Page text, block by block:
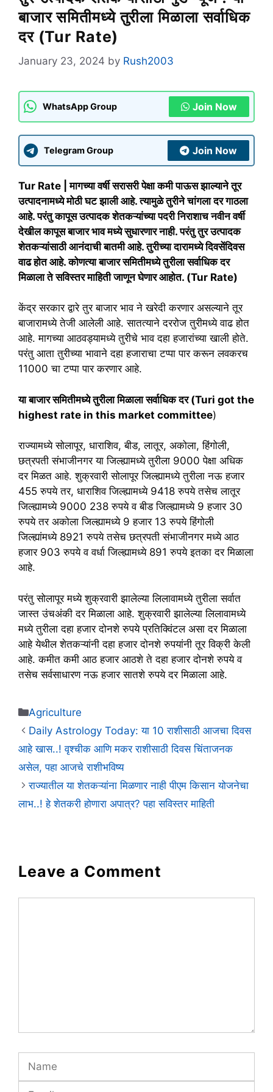
बाजार समितीमध्ये तुरीला मिळाला सर्वाधिक
दर (Tur Rate)
January 23, 2024 by Rush2003
WhatsApp Group Join Now
Telegram Group Join Now
Tur Rate | मागच्या वर्षी सरासरी पेक्षा कमी पाऊस झाल्याने तूर
उत्पादनामध्ये मोठी घट झाली आहे. त्यामुळे तुरीने चांगला दर गाठला
आहे. परंतु कापूस उत्पादक शेतकऱ्यांच्या पदरी निराशाच नवीन वर्षी
देखील कापूस बाजार भाव मध्ये सुधारणार नाही. परंतु तुर उत्पादक
शेतकऱ्यांसाठी आनंदाची बातमी आहे. तुरीच्या दारामध्ये दिवसेंदिवस
वाढ होत आहे. कोणत्या बाजार समितीमध्ये तुरीला सर्वाधिक दर
मिळाला ते सविस्तर माहिती जाणून घेणार आहोत. (Tur Rate)
केंद्र सरकार द्वारे तुर बाजार भाव ने खरेदी करणार असल्याने तूर
बाजारामध्ये तेजी आलेली आहे. सातत्याने दररोज तुरीमध्ये वाढ होत
आहे. मागच्या आठवड्यामध्ये तुरीचे भाव दहा हजारांच्या खाली होते.
परंतु आता तुरीच्या भावाने दहा हजाराचा टप्पा पार करून लवकरच
11000 चा टप्पा पार करणार आहे.
या बाजार समितीमध्ये तुरीला मिळाला सर्वाधिक दर (Turi got the
highest rate in this market committee)
राज्यामध्ये सोलापूर, धाराशिव, बीड, लातूर, अकोला, हिंगोली,
छत्रपती संभाजीनगर या जिल्ह्यामध्ये तुरीला 9000 पेक्षा अधिक
दर मिळत आहे. शुक्रवारी सोलापूर जिल्ह्यामध्ये तुरीला नऊ हजार
455 रुपये तर, धाराशिव जिल्ह्यामध्ये 9418 रुपये तसेच लातूर
जिल्ह्यामध्ये 9000 238 रुपये व बीड जिल्ह्यामध्ये 9 हजार 30
रुपये तर अकोला जिल्ह्यामध्ये 9 हजार 13 रुपये हिंगोली
जिल्ह्यांमध्ये 8921 रुपये तसेच छत्रपती संभाजीनगर मध्ये आठ
हजार 903 रुपये व वर्धा जिल्ह्यामध्ये 891 रुपये इतका दर मिळाला
आहे.
परंतु सोलापूर मध्ये शुक्रवारी झालेल्या लिलावामध्ये तुरीला सर्वात
जास्त उंचअंकी दर मिळाला आहे. शुक्रवारी झालेल्या लिलावामध्ये
मध्ये तुरीला दहा हजार दोनशे रुपये प्रतिक्विंटल असा दर मिळाला
आहे येथील शेतकऱ्यांनी दहा हजार दोनशे रुपयांनी तूर विक्री केली
आहे. कमीत कमी आठ हजार आठशे ते दहा हजार दोनशे रुपये व
तसेच सर्वसाधारण नऊ हजार सातशे रुपये दर मिळाला आहे.
Categories
Agriculture
Daily Astrology Today: या 10 राशीसाठी आजचा दिवस
आहे खास..! वृश्चीक आणि मकर राशीसाठी दिवस चिंताजनक
असेल, पहा आजचे राशीभविष्य
राज्यातील या शेतकऱ्यांना मिळणार नाही पीएम किसान योजनेचा
लाभ..! हे शेतकरी होणारा अपात्र? पहा सविस्तर माहिती
Leave a Comment
Name
Email